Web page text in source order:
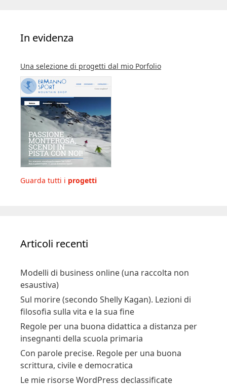
In evidenza
Una selezione di progetti dal mio Porfolio
Guarda tutti i progetti
Articoli recenti
Modelli di business online (una raccolta non
esaustiva)
Sul morire (secondo Shelly Kagan). Lezioni di
filosofia sulla vita e la sua fine
Regole per una buona didattica a distanza per
insegnanti della scuola primaria
Con parole precise. Regole per una buona
scrittura, civile e democratica
Le mie risorse WordPress declassificate